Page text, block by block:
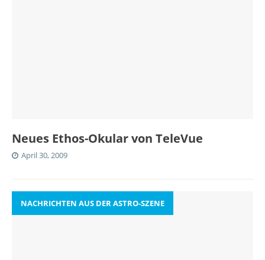
Neues Ethos-Okular von TeleVue
April 30, 2009
NACHRICHTEN AUS DER ASTRO-SZENE